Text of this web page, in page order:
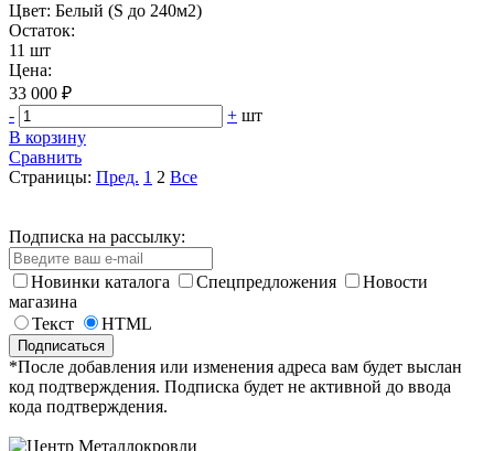
Цвет: Белый (S до 240м2)
Остаток:
11 шт
Цена:
33 000 ₽
-
+ шт
В корзину
Сравнить
Страницы: Пред. 1 2 Все
Подписка на рассылку:
Новинки каталога Спецпредложения
Новости
магазина
Текст
HTML
*После добавления или изменения адреса вам будет выслан
код подтверждения. Подписка будет не активной до ввода
кода подтверждения.